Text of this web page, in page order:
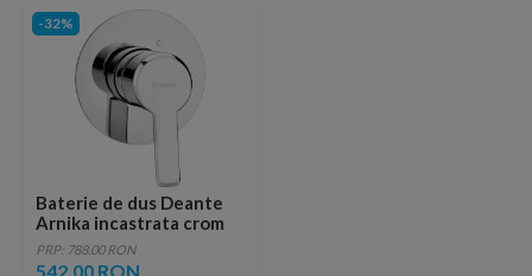
-32%
Baterie de dus Deante
Arnika incastrata crom
PRP: 788.00 RON
542.00 RON